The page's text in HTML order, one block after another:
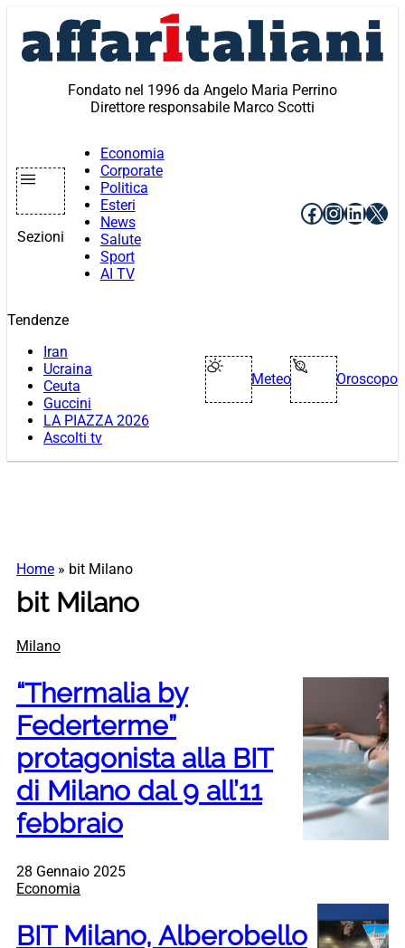
contenuto
Fondato nel 1996 da Angelo Maria Perrino
Direttore responsabile Marco Scotti
Sezioni
Economia
Corporate
Politica
Esteri
News
Salute
Sport
AI TV
Facebook
X
Tendenze
Iran
Ucraina
Ceuta
Guccini
LA PIAZZA 2026
Ascolti tv
Meteo Oroscopo
Home » bit Milano
bit Milano
Milano
“Thermalia by
Federterme”
protagonista alla BIT
di Milano dal 9 all’11
febbraio
28 Gennaio 2025
Economia
BIT Milano, Alberobello